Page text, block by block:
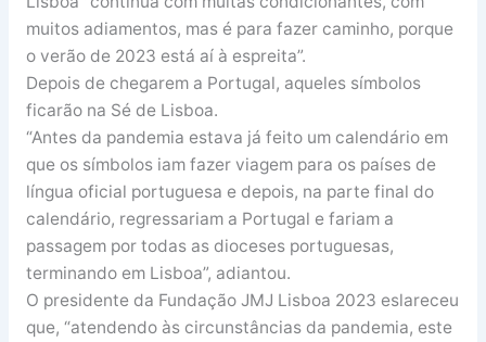
muitos adiamentos, mas é para fazer caminho, porque
o verão de 2023 está aí à espreita”.
Depois de chegarem a Portugal, aqueles símbolos
ficarão na Sé de Lisboa.
“Antes da pandemia estava já feito um calendário em
que os símbolos iam fazer viagem para os países de
língua oficial portuguesa e depois, na parte final do
calendário, regressariam a Portugal e fariam a
passagem por todas as dioceses portuguesas,
terminando em Lisboa”, adiantou.
O presidente da Fundação JMJ Lisboa 2023 eslareceu
que, “atendendo às circunstâncias da pandemia, este